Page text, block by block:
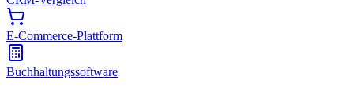
E-Commerce-Plattform
Buchhaltungssoftware